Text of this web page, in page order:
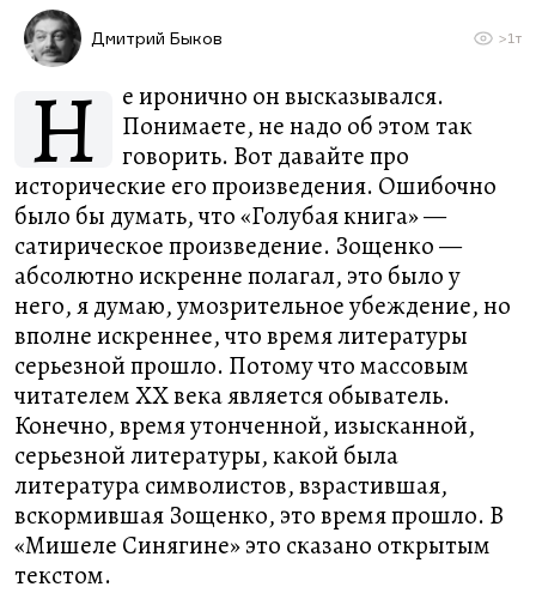
Дмитрий Быков >1т
Н
е иронично он высказывался.
Понимаете, не надо об этом так
говорить. Вот давайте про
исторические его произведения. Ошибочно
было бы думать, что «Голубая книга» —
сатирическое произведение. Зощенко —
абсолютно искренне полагал, это было у
него, я думаю, умозрительное убеждение, но
вполне искреннее, что время литературы
серьезной прошло. Потому что массовым
читателем ХХ века является обыватель.
Конечно, время утонченной, изысканной,
серьезной литературы, какой была
литература символистов, взрастившая,
вскормившая Зощенко, это время прошло. В
«Мишеле Синягине» это сказано открытым
текстом.